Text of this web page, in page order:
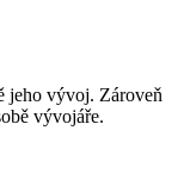
jeho vývoj. Zároveň
vývojáře.